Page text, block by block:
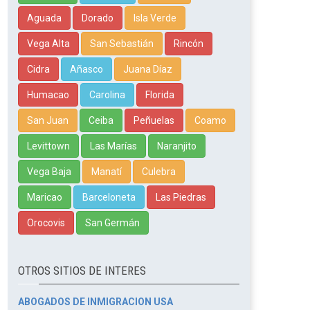
Aguada Dorado Isla Verde
Vega Alta San Sebastián Rincón
Cidra Añasco Juana Díaz
Humacao Carolina Florida
San Juan Ceiba Peñuelas Coamo
Levittown Las Marías Naranjito
Vega Baja Manatí Culebra
Maricao Barceloneta Las Piedras
Orocovis San Germán
OTROS SITIOS DE INTERES
ABOGADOS DE INMIGRACION USA